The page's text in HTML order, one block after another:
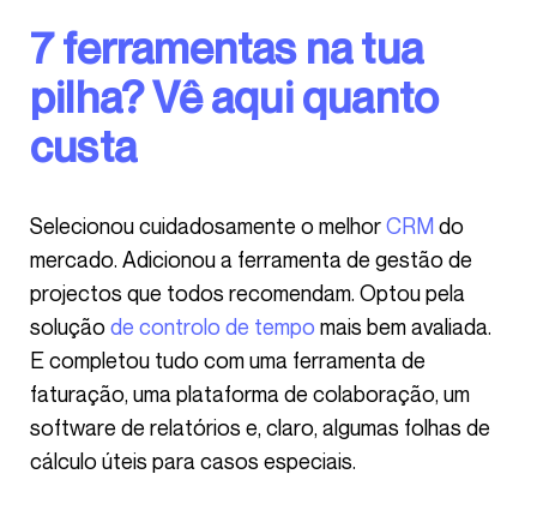
7 ferramentas na tua
pilha? Vê aqui quanto
custa
Selecionou cuidadosamente o melhorCRM do
mercado. Adicionou a ferramenta de gestão de
projectos que todos recomendam. Optou pela
solução de controlo de tempo mais bem avaliada.
E completou tudo com uma ferramenta de
faturação, uma plataforma de colaboração, um
software de relatórios e, claro, algumas folhas de
cálculo úteis para casos especiais.